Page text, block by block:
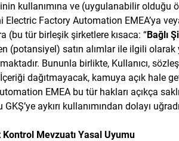
kullanımına ve (uygulanabilir olduğu
Electric Factory Automation EMEA’ya
(bu tür birleşik şirketlere kısaca: “Bağlı
(potansiyel) satın alımlar ile ilgili olarak
Bununla birlikte, Kullanıcı,
İçeriği dağıtmayacak, kamuya açık hale
EMEA bu ​​tür hakları açıkça
GKŞ’ye aykırı kullanımından dolayı
Mevzuatı Yasal Uyumu